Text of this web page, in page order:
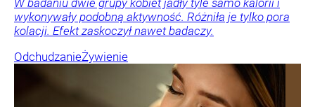
wykonywały podobną aktywność. Różniła je tylko pora
kolacji. Efekt zaskoczył nawet badaczy.
OdchudzanieŻywienie